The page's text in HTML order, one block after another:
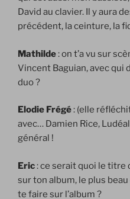
David au clavier. Il y aura
précédent, la ceinture, la
Mathilde: on t’a vu sur
Vincent Baguian, avec qui
duo ?
Elodie Frégé: (elle
avec… Damien Rice,
général !
Eric: ce serait quoi le titre
sur ton album, le plus
te faire sur l’album ?